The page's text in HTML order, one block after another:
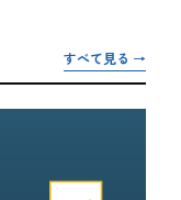
すべて見る →